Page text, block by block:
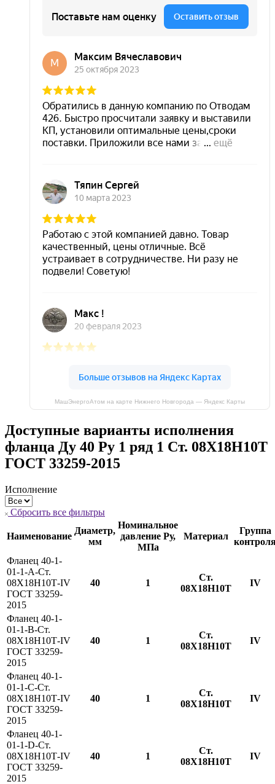
МашЭнергоАтом на карте Нижнего Новгорода — Яндекс Карты
Доступные варианты исполнения
фланца Ду 40 Ру 1 ряд 1 Ст. 08Х18Н10Т
ГОСТ 33259-2015
Исполнение
Сбросить все фильтры
Наименование
Диаметр,
мм
Номинальное
давление Ру,
МПа
Материал
Группа
Фланец 40-1-
01-1-A-Ст.
08Х18Н10Т-IV
ГОСТ 33259-
2015
40 1
Ст.
08Х18Н10Т
IV
Фланец 40-1-
01-1-B-Ст.
08Х18Н10Т-IV
ГОСТ 33259-
2015
40 1
Ст.
08Х18Н10Т
IV
Фланец 40-1-
01-1-С-Ст.
08Х18Н10Т-IV
ГОСТ 33259-
2015
40 1
Ст.
08Х18Н10Т
IV
Фланец 40-1-
01-1-D-Ст.
08Х18Н10Т-IV
ГОСТ 33259-
2015
40 1
Ст.
08Х18Н10Т
IV